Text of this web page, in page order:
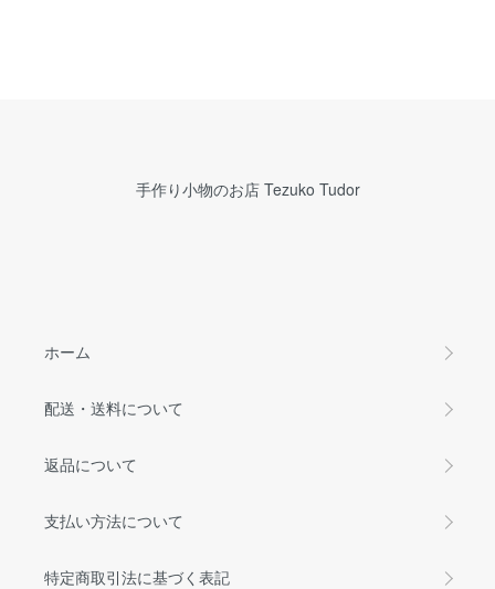
手作り小物のお店 Tezuko Tudor
ホーム
配送・送料について
返品について
支払い方法について
特定商取引法に基づく表記